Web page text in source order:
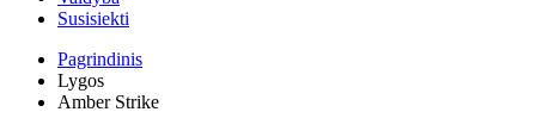
Susisiekti
Pagrindinis
Lygos
Amber Strike